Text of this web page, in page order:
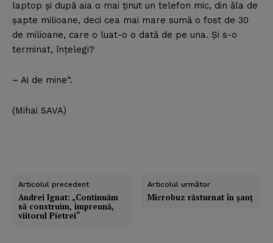
laptop şi după aia o mai ţinut un telefon mic, din ăla de
şapte milioane, deci cea mai mare sumă o fost de 30
de milioane, care o luat-o o dată de pe una. Şi s-o
terminat, înţelegi?
– Ai de mine“.
(Mihai SAVA)
Articolul precedent
Andrei Ignat: „Continuăm
să construim, împreună,
viitorul Pietrei“
Articolul următor
Microbuz răsturnat în şanţ